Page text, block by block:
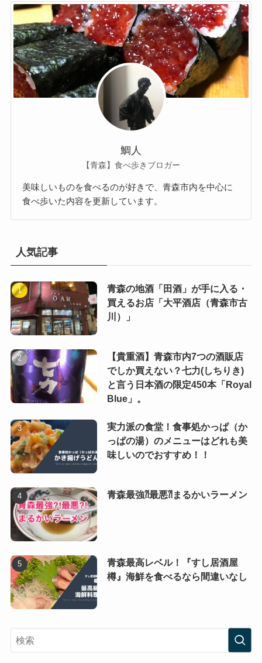
鯛人
【青森】食べ歩きブロガー
美味しいものを食べるのが好きで、青森市内を中心に
食べ歩いた内容を更新しています。
人気記事
青森の地酒「田酒」が手に入る・
買えるお店「大平酒店（青森市古
川）」
【貴重酒】青森市内7つの酒販店
でしか買えない？七力(しちりき)
と言う日本酒の限定450本「Royal
Blue」。
実力派の食堂！食事処かっぱ（か
っぱの湯）のメニューはどれも美
味しいのでおすすめ！！
青森最強⁈最悪⁈まるかいラーメン
青森最高レベル！『すし居酒屋
樽』海鮮を食べるなら間違いなし